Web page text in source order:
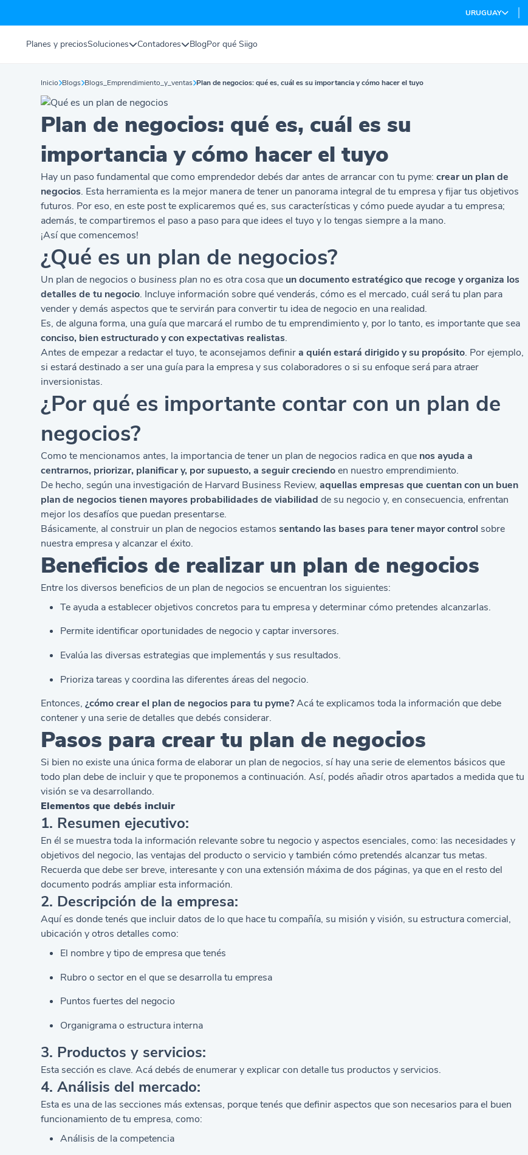
URUGUAY
Planes y preciosSoluciones Contadores BlogPor qué Siigo
Inicio Blogs Blogs_Emprendimiento_y_ventas Plan de negocios: qué es, cuál es su importancia y cómo hacer el tuyo
Plan de negocios: qué es, cuál es su
importancia y cómo hacer el tuyo
Hay un paso fundamental que como emprendedor debés dar antes de arrancar con tu pyme:crear un plan de
negocios. Esta herramienta es la mejor manera de tener un panorama integral de tu empresa y fijar tus objetivos
futuros. Por eso, en este post te explicaremos qué es, sus características y cómo puede ayudar a tu empresa;
además, te compartiremos el paso a paso para que idees el tuyo y lo tengas siempre a la mano.
¡Así que comencemos!
¿Qué es un plan de negocios?
Un plan de negocios o business plan no es otra cosa que un documento estratégico que recoge y organiza los
detalles de tu negocio. Incluye información sobre qué venderás, cómo es el mercado, cuál será tu plan para
vender y demás aspectos que te servirán para convertir tu idea de negocio en una realidad.
Es, de alguna forma, una guía que marcará el rumbo de tu emprendimiento y, por lo tanto, es importante que sea
conciso, bien estructurado y con expectativas realistas.
Antes de empezar a redactar el tuyo, te aconsejamos definira quién estará dirigido y su propósito. Por ejemplo,
si estará destinado a ser una guía para la empresa y sus colaboradores o si su enfoque será para atraer
inversionistas.
¿Por qué es importante contar con un plan de
negocios?
Como te mencionamos antes, la importancia de tener un plan de negocios radica en que nos ayuda a
centrarnos, priorizar, planificar y, por supuesto, a seguir creciendoen nuestroemprendimiento.
De hecho, según una investigación de Harvard Business Review,aquellas empresas que cuentan con un buen
plan de negocios tienen mayores probabilidades de viabilidad de su negocio y, en consecuencia, enfrentan
mejor los desafíos que puedan presentarse.
Básicamente, al construir un plan de negocios estamossentando las bases para tener mayor control sobre
nuestra empresa y alcanzar el éxito.
Beneficios de realizar un plan de negocios
Entre los diversos beneficios de un plan de negocios se encuentran los siguientes:
Te ayuda a establecer objetivos concretos para tu empresa y determinar cómo pretendes alcanzarlas.
Permite identificar oportunidades de negocio y captar inversores.
Evalúa las diversas estrategias que implementás y sus resultados.
Prioriza tareas y coordina las diferentes áreas del negocio.
Entonces,¿cómo crear el plan de negocios para tu pyme?Acá te explicamos toda la información que debe
contener y una serie de detalles que debés considerar.
Pasos para crear tu plan de negocios
Si bien no existe una única forma de elaborar un plan de negocios, sí hay una serie de elementos básicos que
todo plan debe de incluir y que te proponemos a continuación. Así, podés añadir otros apartados a medida que tu
visión se va desarrollando.
Elementos que debés incluir
1. Resumen ejecutivo:
En él se muestra toda la información relevante sobre tu negocio y aspectos esenciales, como: las necesidades y
objetivos del negocio, las ventajas del producto o servicio y también cómo pretendés alcanzar tus metas.
Recuerda que debe ser breve, interesante y con una extensión máxima de dos páginas, ya que en el resto del
documento podrás ampliar esta información.
2. Descripción de la empresa:
Aquí es donde tenés que incluir datos de lo que hace tu compañía, su misión y visión, su estructura comercial,
ubicación y otros detalles como:
El nombre y tipo de empresa que tenés
Rubro o sector en el que se desarrolla tu empresa
Puntos fuertes del negocio
Organigrama o estructura interna
3. Productos y servicios:
Esta sección es clave. Acá debés de enumerar y explicar con detalle tus productos y servicios.
4. Análisis del mercado:
Esta es una de las secciones más extensas, porque tenés que definir aspectos que son necesarios para el buen
funcionamiento de tu empresa, como:
Análisis de la competencia